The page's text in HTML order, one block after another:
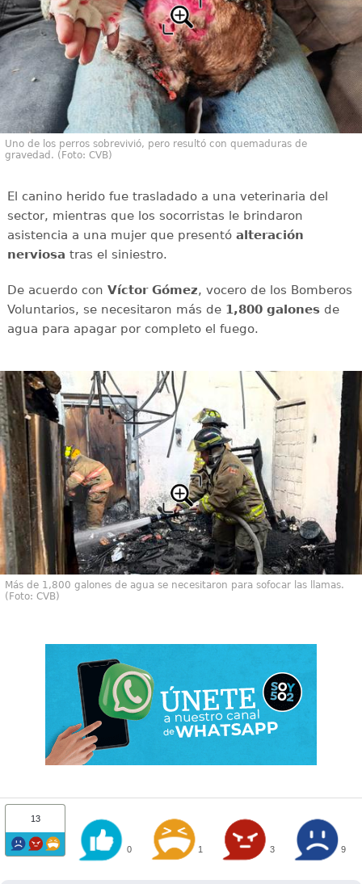
Uno de los perros sobrevivió, pero resultó con quemaduras de
gravedad. (Foto: CVB)
El canino herido fue trasladado a una veterinaria del
sector, mientras que los socorristas le brindaron
asistencia a una mujer que presentó alteración
nerviosa tras el siniestro.
De acuerdo con Víctor Gómez, vocero de los Bomberos
Voluntarios, se necesitaron más de 1,800 galonesde
agua para apagar por completo el fuego.
Más de 1,800 galones de agua se necesitaron para sofocar las llamas.
(Foto: CVB)
13
0 1 3 9